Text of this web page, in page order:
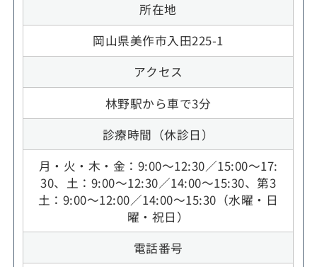
所在地
岡山県美作市入田225-1
アクセス
林野駅から車で3分
診療時間（休診日）
月・火・木・金：9:00～12:30／15:00～17:
30、土：9:00～12:30／14:00～15:30、第3
土：9:00～12:00／14:00～15:30（水曜・日
曜・祝日）
電話番号